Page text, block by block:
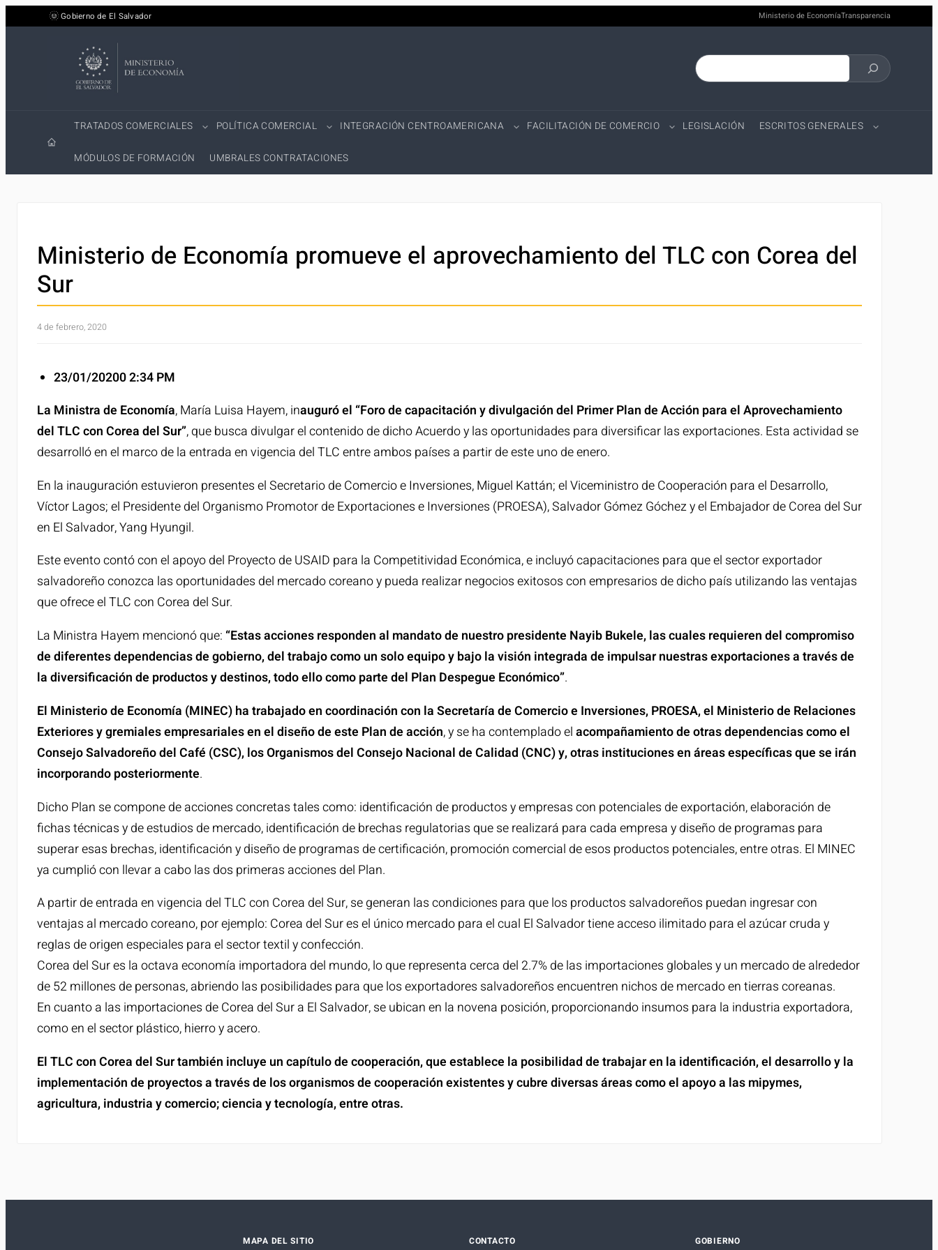
Gobierno de El Salvador Ministerio de EconomíaTransparencia
Buscar
el
TRATADOS COMERCIALES POLÍTICA COMERCIAL INTEGRACIÓN CENTROAMERICANA FACILITACIÓN DE COMERCIO LEGISLACIÓN ESCRITOS GENERALES
MÓDULOS DE FORMACIÓN UMBRALES CONTRATACIONES
Ministerio de Economía promueve el aprovechamiento del TLC con Corea del
Sur
4 de febrero, 2020
23/01/20200 2:34 PM
La Ministra de Economía, María Luisa Hayem, inauguró el “Foro de capacitación y divulgación del Primer Plan de Acción para el Aprovechamiento
del TLC con Corea del Sur”, que busca divulgar el contenido de dicho Acuerdo y las oportunidades para diversificar las exportaciones. Esta actividad se
desarrolló en el marco de la entrada en vigencia del TLC entre ambos países a partir de este uno de enero.
En la inauguración estuvieron presentes el Secretario de Comercio e Inversiones, Miguel Kattán; el Viceministro de Cooperación para el Desarrollo,
Víctor Lagos; el Presidente del Organismo Promotor de Exportaciones e Inversiones (PROESA), Salvador Gómez Góchez y el Embajador de Corea del Sur
en El Salvador, Yang Hyungil.
Este evento contó con el apoyo del Proyecto de USAID para la Competitividad Económica, e incluyó capacitaciones para que el sector exportador
salvadoreño conozca las oportunidades del mercado coreano y pueda realizar negocios exitosos con empresarios de dicho país utilizando las ventajas
que ofrece el TLC con Corea del Sur.
La Ministra Hayem mencionó que: “Estas acciones responden al mandato de nuestro presidente Nayib Bukele, las cuales requieren del compromiso
de diferentes dependencias de gobierno, del trabajo como un solo equipo y bajo la visión integrada de impulsar nuestras exportaciones a través de
la diversificación de productos y destinos, todo ello como parte del Plan Despegue Económico”.
El Ministerio de Economía (MINEC) ha trabajado en coordinación con la Secretaría de Comercio e Inversiones, PROESA, el Ministerio de Relaciones
Exteriores y gremiales empresariales en el diseño de este Plan de acción, y se ha contemplado elacompañamiento de otras dependencias como el
Consejo Salvadoreño del Café (CSC), los Organismos del Consejo Nacional de Calidad (CNC) y, otras instituciones en áreas específicas que se irán
incorporando posteriormente.
Dicho Plan se compone de acciones concretas tales como: identificación de productos y empresas con potenciales de exportación, elaboración de
fichas técnicas y de estudios de mercado, identificación de brechas regulatorias que se realizará para cada empresa y diseño de programas para
superar esas brechas, identificación y diseño de programas de certificación, promoción comercial de esos productos potenciales, entre otras. El MINEC
ya cumplió con llevar a cabo las dos primeras acciones del Plan.
A partir de entrada en vigencia del TLC con Corea del Sur, se generan las condiciones para que los productos salvadoreños puedan ingresar con
ventajas al mercado coreano, por ejemplo: Corea del Sur es el único mercado para el cual El Salvador tiene acceso ilimitado para el azúcar cruda y
reglas de origen especiales para el sector textil y confección.
Corea del Sur es la octava economía importadora del mundo, lo que representa cerca del 2.7% de las importaciones globales y un mercado de alrededor
de 52 millones de personas, abriendo las posibilidades para que los exportadores salvadoreños encuentren nichos de mercado en tierras coreanas.
En cuanto a las importaciones de Corea del Sur a El Salvador, se ubican en la novena posición, proporcionando insumos para la industria exportadora,
como en el sector plástico, hierro y acero.
El TLC con Corea del Sur también incluye un capítulo de cooperación, que establece la posibilidad de trabajar en la identificación, el desarrollo y la
implementación de proyectos a través de los organismos de cooperación existentes y cubre diversas áreas como el apoyo a las mipymes,
agricultura, industria y comercio; ciencia y tecnología, entre otras.
MAPA DEL SITIO CONTACTO GOBIERNO